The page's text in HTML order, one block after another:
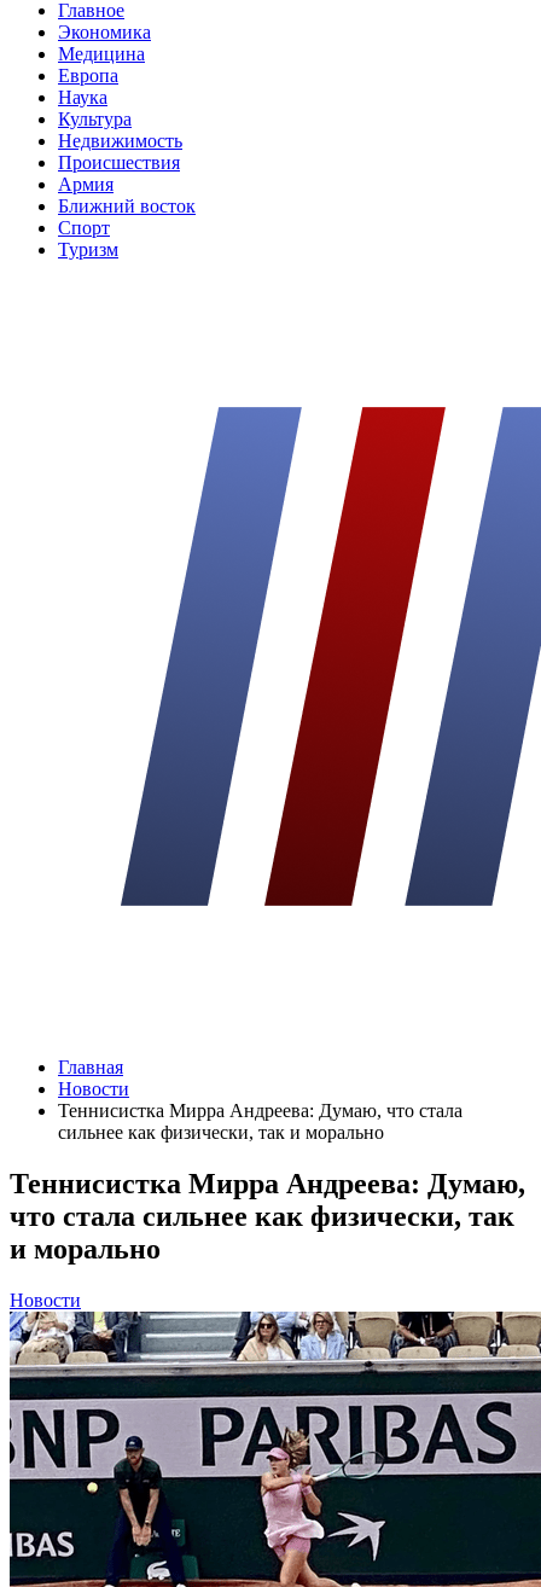
Главное
Экономика
Медицина
Европа
Наука
Культура
Недвижимость
Происшествия
Армия
Ближний восток
Спорт
Туризм
Главная
Новости
Теннисистка Мирра Андреева: Думаю, что стала
сильнее как физически, так и морально
Теннисистка Мирра Андреева: Думаю,
что стала сильнее как физически, так
и морально
Новости